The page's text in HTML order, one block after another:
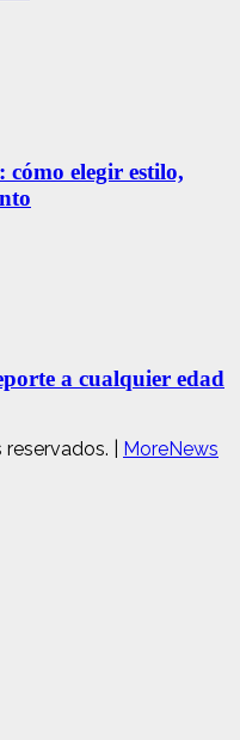
elegir estilo,
a cualquier edad
MoreNews